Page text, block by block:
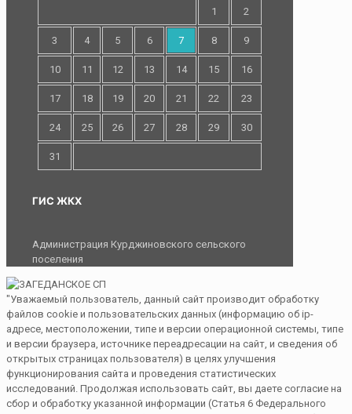
1 2
3 4 5 6 7 8 9
10 11 12 13 14 15 16
17 18 19 20 21 22 23
24 25 26 27 28 29 30
31
ГИС ЖКХ
Администрация Курджиновского сельского
поселения
"Уважаемый пользователь, данный сайт производит обработку
файлов cookie и пользовательских данных (информацию об ip-
адресе, местоположении, типе и версии операционной системы, типе
и версии браузера, источнике переадресации на сайт, и сведения об
открытых страницах пользователя) в целях улучшения
функционирования сайта и проведения статистических
исследований. Продолжая использовать сайт, вы даете согласие на
сбор и обработку указанной информации (Статья 6 Федерального